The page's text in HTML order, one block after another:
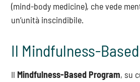
(mind-body medicine), che vede
un’unità inscindibile.
Il Mindfulness-
Il Mindfulness-Based Program, su